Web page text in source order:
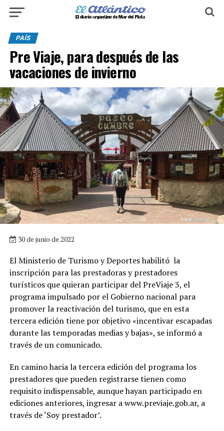
PAÍS
Pre Viaje, para después de las
vacaciones de invierno
30 de junio de 2022
El Ministerio de Turismo y Deportes habilitó la
inscripción para las prestadoras y prestadores
turísticos que quieran participar del PreViaje 3, el
programa impulsado por el Gobierno nacional para
promover la reactivación del turismo, que en esta
tercera edición tiene por objetivo «incentivar escapadas
durante las temporadas medias y bajas», se informó a
través de un comunicado.
En camino hacia la tercera edición del programa los
prestadores que pueden registrarse tienen como
requisito indispensable, aunque hayan participado en
ediciones anteriores, ingresar a www.previaje.gob.ar, a
través de ‘Soy prestador’.